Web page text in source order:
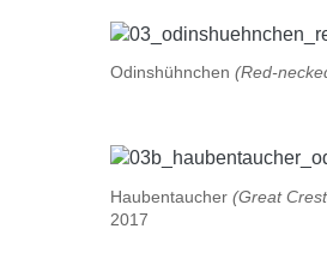
Odinshühnchen (Red-
Haubentaucher (Great
2017